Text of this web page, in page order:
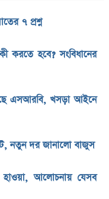
৭ প্রশ্ন
করতে হবে? সংবিধানের
এসআরবি, খসড়া আইনে
নতুন দর জানালো বাজুস
হাওয়া, আলোচনায় যেসব